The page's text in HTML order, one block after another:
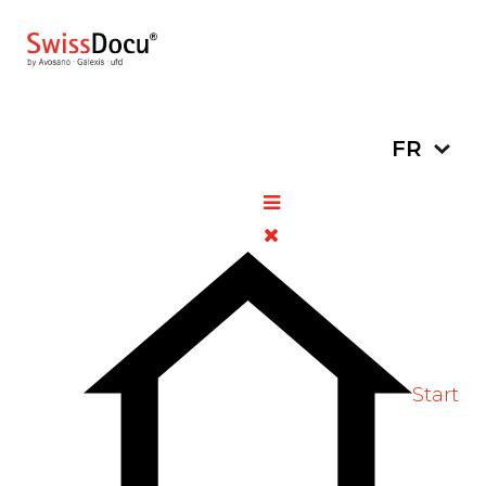
FR
Start
Covid-19 : les jeunes en Suisse
durant la pandémie
Informations
générales
5/
Vote Label